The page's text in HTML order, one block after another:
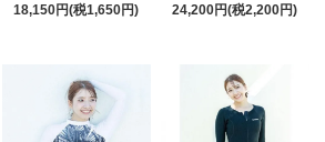
18,150円(税1,650円)
24,200円(税2,200円)